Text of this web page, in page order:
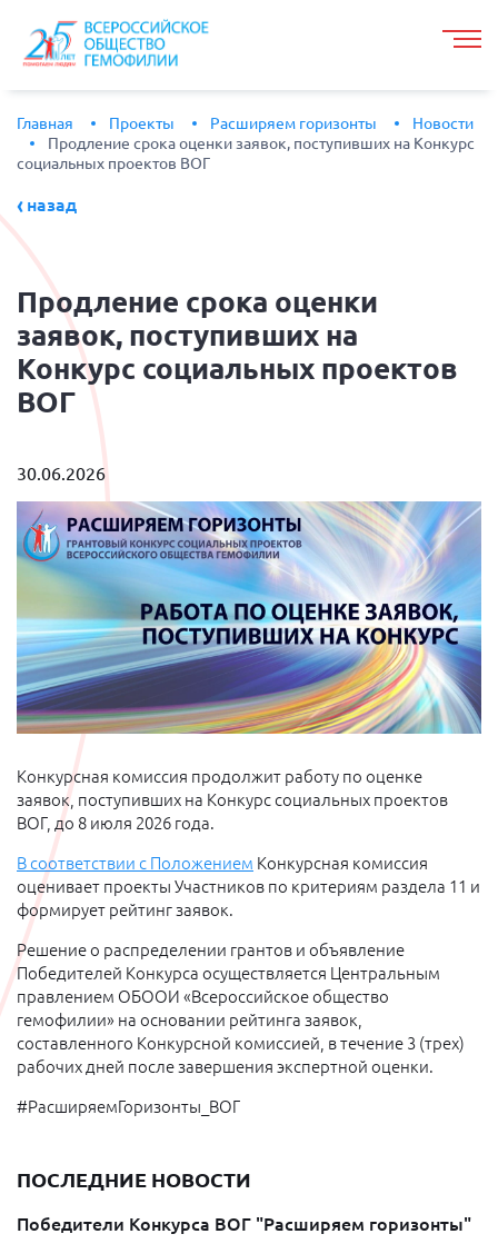
Главная Проекты Расширяем горизонты
Новости
Продление срока оценки заявок, поступивших на Конкурс
социальных проектов ВОГ
назад
Продление срока оценки
заявок, поступивших на
Конкурс социальных проектов
ВОГ
30.06.2026
Конкурсная комиссия продолжит работу по оценке
заявок, поступивших на Конкурс социальных проектов
ВОГ, до 8 июля 2026 года.
В соответствии с Положением Конкурсная комиссия
оценивает проекты Участников по критериям раздела 11 и
формирует рейтинг заявок.
Решение о распределении грантов и объявление
Победителей Конкурса осуществляется Центральным
правлением ОБООИ «Всероссийское общество
гемофилии» на основании рейтинга заявок,
составленного Конкурсной комиссией, в течение 3 (трех)
рабочих дней после завершения экспертной оценки.
#РасширяемГоризонты_ВОГ
ПОСЛЕДНИЕ НОВОСТИ
Победители Конкурса ВОГ "Расширяем горизонты"